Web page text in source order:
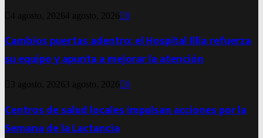
4 agosto, 20264 agosto, 2026 0
Cambios puertas adentro: el Hospital Illia refuerza
su equipo y apunta a mejorar la atención
3 agosto, 2026 3 agosto, 2026 0
Centros de salud locales impulsan acciones por la
Semana de la Lactancia